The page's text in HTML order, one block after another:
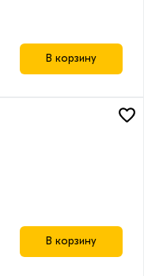
В корзину
В корзину